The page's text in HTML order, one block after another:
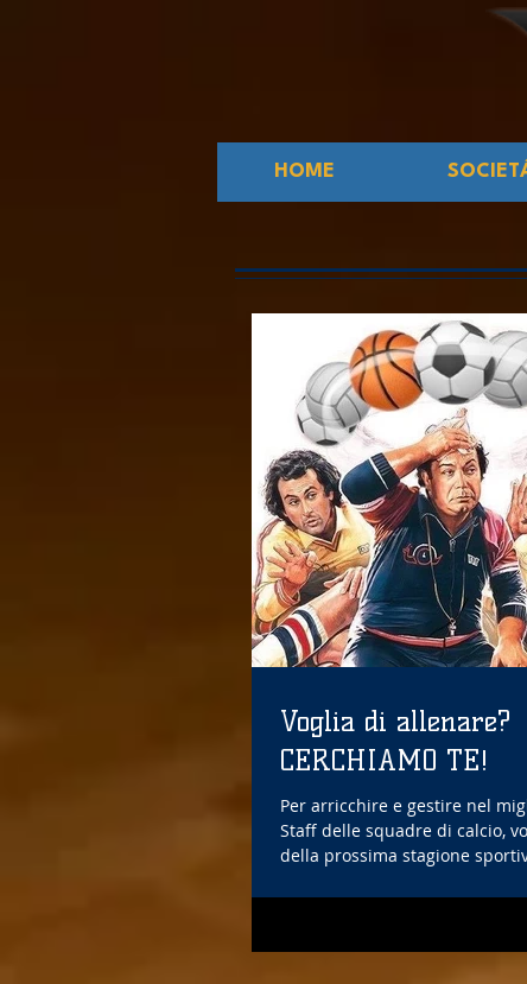
Voglia di allenare?
CERCHIAMO TE!
Per arricchire e gestire nel
Staff delle squadre di calcio,
della prossima stagione
HOME